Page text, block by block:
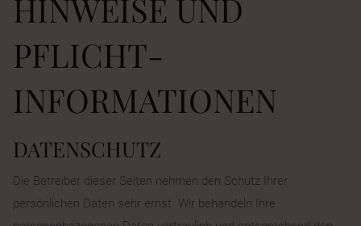
HINWEISE UND
PFLICHT­
INFORMATIONEN
DATENSCHUTZ
Die Betreiber dieser Seiten nehmen den Schutz Ihrer
persönlichen Daten sehr ernst. Wir behandeln Ihre